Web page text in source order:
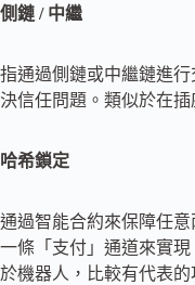
側鏈 / 中繼
指通過側鏈或中繼鏈進
決信任問題。類似於在
哈希鎖定
通過智能合約來保障任
一條「支付」通道來實
於機器人，比較有代表